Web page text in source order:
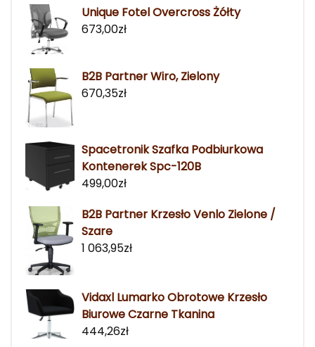
Unique Fotel Overcross Żółty
673,00zł
B2B Partner Wiro, Zielony
670,35zł
Spacetronik Szafka Podbiurkowa
Kontenerek Spc-120B
499,00zł
B2B Partner Krzesło Venlo Zielone /
Szare
1 063,95zł
Vidaxl Lumarko Obrotowe Krzesło
Biurowe Czarne Tkanina
444,26zł